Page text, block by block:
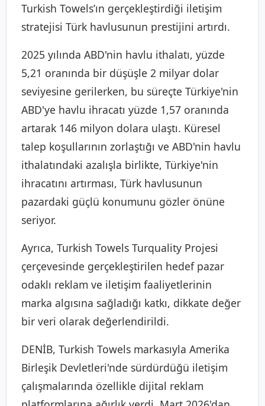
Turkish Towels’ın gerçekleştirdiği iletişim
stratejisi Türk havlusunun prestijini artırdı.
2025 yılında ABD'nin havlu ithalatı, yüzde
5,21 oranında bir düşüşle 2 milyar dolar
seviyesine gerilerken, bu süreçte Türkiye'nin
ABD'ye havlu ihracatı yüzde 1,57 oranında
artarak 146 milyon dolara ulaştı. Küresel
talep koşullarının zorlaştığı ve ABD'nin havlu
ithalatındaki azalışla birlikte, Türkiye'nin
ihracatını artırması, Türk havlusunun
pazardaki güçlü konumunu gözler önüne
seriyor.
Ayrıca, Turkish Towels Turquality Projesi
çerçevesinde gerçekleştirilen hedef pazar
odaklı reklam ve iletişim faaliyetlerinin
marka algısına sağladığı katkı, dikkate değer
bir veri olarak değerlendirildi.
DENİB, Turkish Towels markasıyla Amerika
Birleşik Devletleri'nde sürdürdüğü iletişim
çalışmalarında özellikle dijital reklam